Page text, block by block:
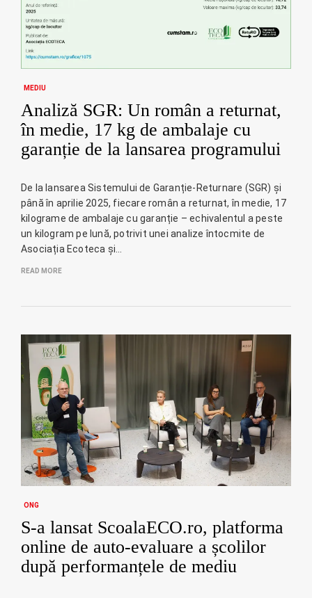
MEDIU
Analiză SGR: Un român a returnat,
în medie, 17 kg de ambalaje cu
garanție de la lansarea programului
De la lansarea Sistemului de Garanție-Returnare (SGR) și
până în aprilie 2025, fiecare român a returnat, în medie, 17
kilograme de ambalaje cu garanție – echivalentul a peste
un kilogram pe lună, potrivit unei analize întocmite de
Asociația Ecoteca și…
READ MORE
ONG
S-a lansat ScoalaECO.ro, platforma
online de auto-evaluare a școlilor
după performanțele de mediu